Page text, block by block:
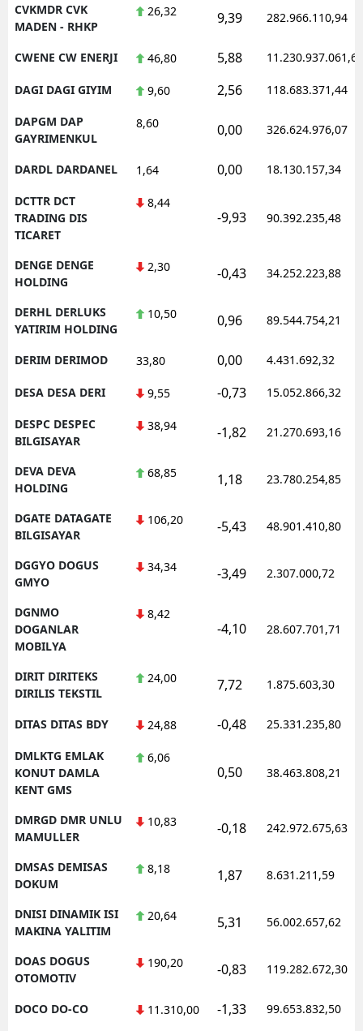
CVKMDR CVK
MADEN - RHKP
26,32 9,39 282.966.110,94
CWENE CW ENERJI 46,80 5,88 11.230.937.061,62
DAGI DAGI GIYIM 9,60 2,56 118.683.371,44
DAPGM DAP
GAYRIMENKUL
8,60 0,00 326.624.976,07
DARDL DARDANEL 1,64 0,00 18.130.157,34
DCTTR DCT
TRADING DIS
TICARET
8,44
-9,93 90.392.235,48
DENGE DENGE
HOLDING
2,30 -0,43 34.252.223,88
DERHL DERLUKS
YATIRIM HOLDING
10,50 0,96 89.544.754,21
DERIM DERIMOD 33,80 0,00 4.431.692,32
DESA DESA DERI 9,55 -0,73 15.052.866,32
DESPC DESPEC
BILGISAYAR
38,94 -1,82 21.270.693,16
DEVA DEVA
HOLDING
68,85 1,18 23.780.254,85
DGATE DATAGATE
BILGISAYAR
106,20 -5,43 48.901.410,80
DGGYO DOGUS
GMYO
34,34 -3,49 2.307.000,72
DGNMO
DOGANLAR
MOBILYA
8,42
-4,10 28.607.701,71
DIRIT DIRITEKS
DIRILIS TEKSTIL
24,00 7,72 1.875.603,30
DITAS DITAS BDY 24,88 -0,48 25.331.235,80
DMLKTG EMLAK
KONUT DAMLA
KENT GMS
6,06
0,50 38.463.808,21
DMRGD DMR UNLU
MAMULLER
10,83 -0,18 242.972.675,63
DMSAS DEMISAS
DOKUM
8,18 1,87 8.631.211,59
DNISI DINAMIK ISI
MAKINA YALITIM
20,64 5,31 56.002.657,62
DOAS DOGUS
OTOMOTIV
190,20 -0,83 119.282.672,30
DOCO DO-CO 11.310,00 -1,33 99.653.832,50